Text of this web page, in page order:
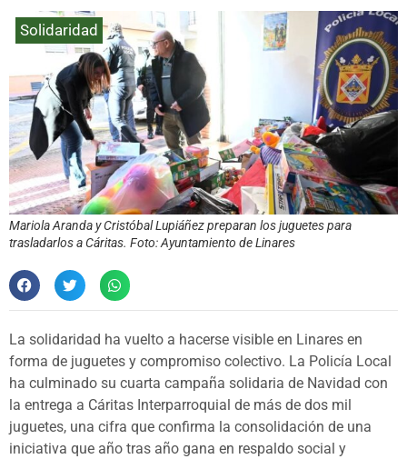
Solidaridad
Mariola Aranda y Cristóbal Lupiáñez preparan los juguetes para
trasladarlos a Cáritas. Foto: Ayuntamiento de Linares
La solidaridad ha vuelto a hacerse visible en Linares en
forma de juguetes y compromiso colectivo. La Policía Local
ha culminado su cuarta campaña solidaria de Navidad con
la entrega a Cáritas Interparroquial de más de dos mil
juguetes, una cifra que confirma la consolidación de una
iniciativa que año tras año gana en respaldo social y